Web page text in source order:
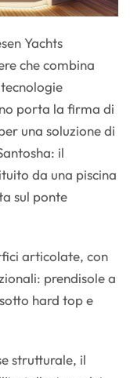
Yachts
che combina
porta la firma di
una soluzione di
il
da una piscina
sul ponte
articolate, con
prendisole a
hard top e
strutturale, il